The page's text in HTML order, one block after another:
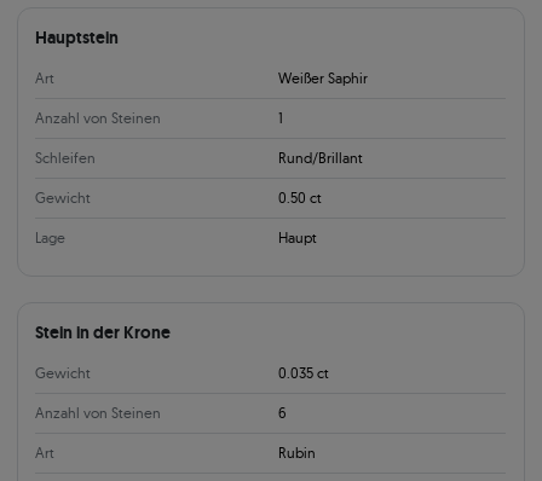
Hauptstein
Art Weißer Saphir
Anzahl von Steinen 1
Schleifen Rund/Brillant
Gewicht 0.50 ct
Lage Haupt
Stein in der Krone
Gewicht 0.035 ct
Anzahl von Steinen 6
Art Rubin